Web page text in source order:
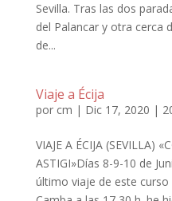
Sevilla. Tras las dos
del Palancar y otra cerca
de...
Viaje a Écija
por cm | Dic 17, 2020 |
VIAJE A ÉCIJA (SEVILLA)
ASTIGI»Días 8-9-10 de
último viaje de este curso